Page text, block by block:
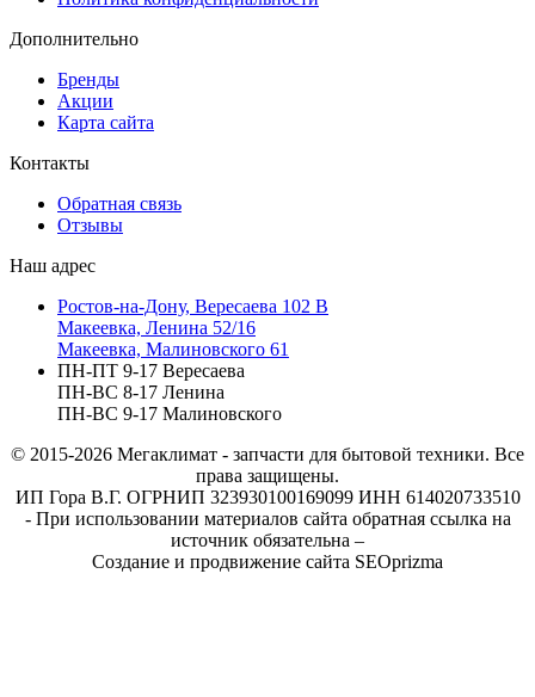
Дополнительно
Бренды
Акции
Карта сайта
Контакты
Обратная связь
Отзывы
Наш адрес
Ростов-на-Дону, Вересаева 102 В
Макеевка, Ленина 52/16
Макеевка, Малиновского 61
ПН-ПТ 9-17 Вересаева
ПН-ВС 8-17 Ленина
ПН-ВС 9-17 Малиновского
© 2015-2026 Мегаклимат - запчасти для бытовой техники. Все
права защищены.
ИП Гора В.Г. ОГРНИП 323930100169099 ИНН 614020733510
- При использовании материалов сайта обратная ссылка на
источник обязательна –
Создание и продвижение сайта SEOprizma